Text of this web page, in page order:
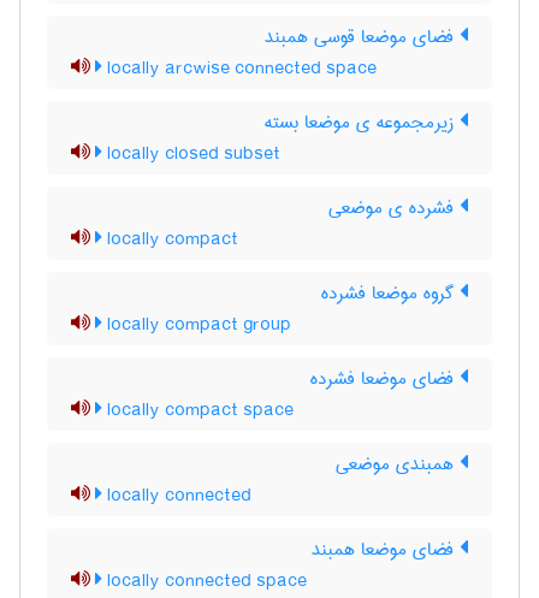
فضای موضعا قوسی همبند
locally arcwise connected space
زیرمجموعه ی موضعا بسته
locally closed subset
فشرده ی موضعی
locally compact
گروه موضعا فشرده
locally compact group
فضای موضعا فشرده
locally compact space
همبندی موضعی
locally connected
فضای موضعا همبند
locally connected space